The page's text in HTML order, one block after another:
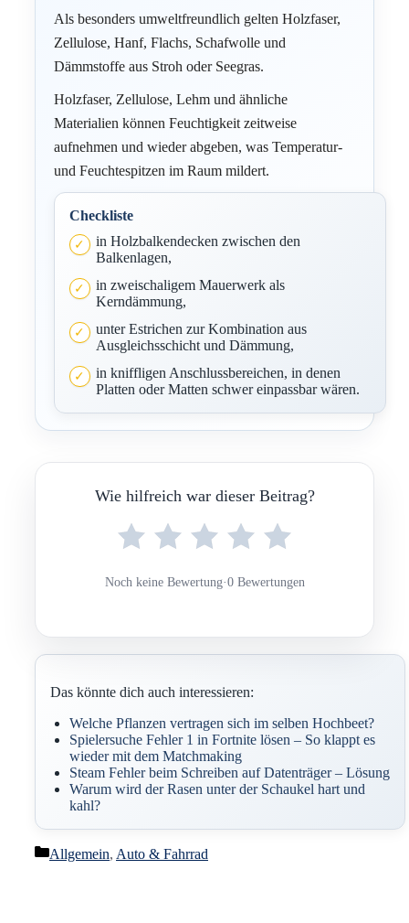
Als besonders umweltfreundlich gelten Holzfaser,
Zellulose, Hanf, Flachs, Schafwolle und
Dämmstoffe aus Stroh oder Seegras.
Holzfaser, Zellulose, Lehm und ähnliche
Materialien können Feuchtigkeit zeitweise
aufnehmen und wieder abgeben, was Temperatur-
und Feuchtespitzen im Raum mildert.
Checkliste
in Holzbalkendecken zwischen den
Balkenlagen,
in zweischaligem Mauerwerk als
Kerndämmung,
unter Estrichen zur Kombination aus
Ausgleichsschicht und Dämmung,
in kniffligen Anschlussbereichen, in denen
Platten oder Matten schwer einpassbar wären.
Wie hilfreich war dieser Beitrag?
Noch keine Bewertung·0 Bewertungen
Das könnte dich auch interessieren:
Welche Pflanzen vertragen sich im selben Hochbeet?
Spielersuche Fehler 1 in Fortnite lösen – So klappt es
wieder mit dem Matchmaking
Steam Fehler beim Schreiben auf Datenträger – Lösung
Warum wird der Rasen unter der Schaukel hart und
kahl?
Kategorien
Allgemein, Auto & Fahrrad